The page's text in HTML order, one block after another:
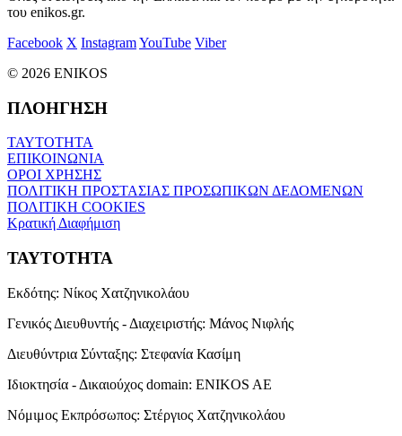
του enikos.gr.
Facebook X InstagramYouTube Viber
© 2026 ENIKOS
ΠΛΟΗΓΗΣΗ
ΤΑΥΤΟΤΗΤΑ
ΕΠΙΚΟΙΝΩΝΙΑ
ΟΡΟΙ ΧΡΗΣΗΣ
ΠΟΛΙΤΙΚΗ ΠΡΟΣΤΑΣΙΑΣ ΠΡΟΣΩΠΙΚΩΝ ΔΕΔΟΜΕΝΩΝ
ΠΟΛΙΤΙΚΗ COOKIES
Κρατική Διαφήμιση
ΤΑΥΤΟΤΗΤΑ
Εκδότης: Νίκος Χατζηνικολάου
Γενικός Διευθυντής - Διαχειριστής: Μάνος Νιφλής
Διευθύντρια Σύνταξης: Στεφανία Κασίμη
Ιδιοκτησία - Δικαιούχος domain: ENIKOS AE
Νόμιμος Εκπρόσωπος: Στέργιος Χατζηνικολάου